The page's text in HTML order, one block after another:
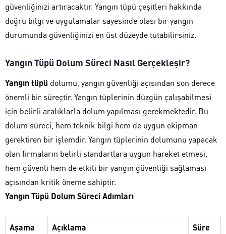
güvenliğinizi artıracaktır. Yangın tüpü çeşitleri hakkında
doğru bilgi ve uygulamalar sayesinde olası bir yangın
durumunda güvenliğinizi en üst düzeyde tutabilirsiniz.
Yangın Tüpü Dolum Süreci Nasıl Gerçekleşir?
Yangın tüpü dolumu, yangın güvenliği açısından son derece
önemli bir süreçtir. Yangın tüplerinin düzgün çalışabilmesi
için belirli aralıklarla dolum yapılması gerekmektedir. Bu
dolum süreci, hem teknik bilgi hem de uygun ekipman
gerektiren bir işlemdir. Yangın tüplerinin dolumunu yapacak
olan firmaların belirli standartlara uygun hareket etmesi,
hem güvenli hem de etkili bir yangın güvenliği sağlaması
açısından kritik öneme sahiptir.
Yangın Tüpü Dolum Süreci Adımları
Aşama Açıklama Süre